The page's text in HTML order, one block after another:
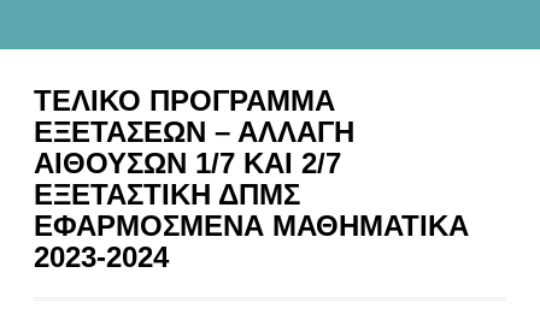
ΤΕΛΙΚΟ ΠΡΟΓΡΑΜΜΑ
ΕΞΕΤΑΣΕΩΝ – ΑΛΛΑΓΗ
ΑΙΘΟΥΣΩΝ 1/7 ΚΑΙ 2/7
ΕΞΕΤΑΣΤΙΚΗ ΔΠΜΣ
ΕΦΑΡΜΟΣΜΕΝΑ ΜΑΘΗΜΑΤΙΚΑ
2023-2024